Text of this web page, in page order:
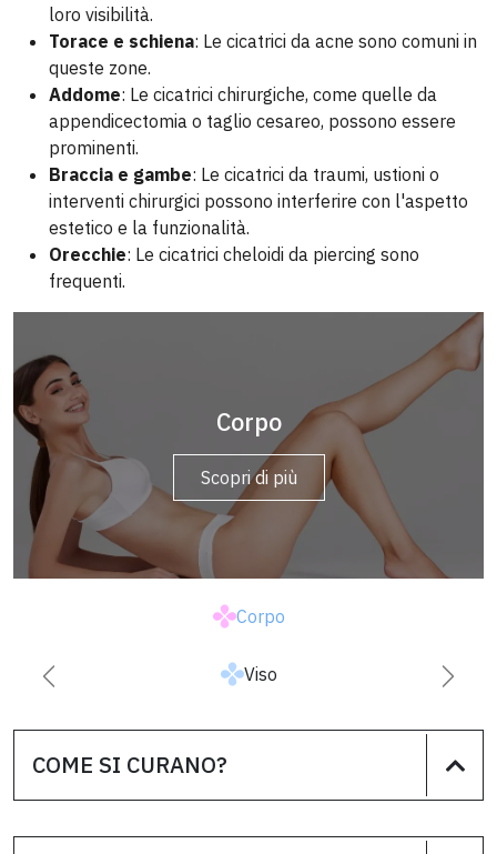
loro visibilità.
Torace e schiena: Le cicatrici da acne sono comuni in
queste zone.
Addome: Le cicatrici chirurgiche, come quelle da
appendicectomia o taglio cesareo, possono essere
prominenti.
Braccia e gambe: Le cicatrici da traumi, ustioni o
interventi chirurgici possono interferire con l'aspetto
estetico e la funzionalità.
Orecchie: Le cicatrici cheloidi da piercing sono
frequenti.
Corpo
Scopri di più
Viso
Scopri di più
Corpo
Viso
Successiva
COME SI CURANO?